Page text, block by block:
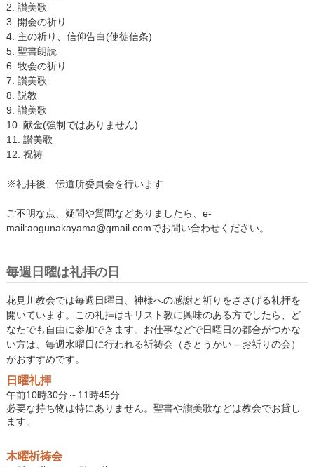
2. 讃美歌
3. 開会の祈り
4. 主の祈り、信仰告白(使徒信条)
5. 聖書朗読
6. 牧会の祈り
7. 讃美歌
8. 説教
9. 讃美歌
10. 献金(強制ではありません)
11. 讃美歌
12. 祝祷
※礼拝後、伝道所委員会を行います
ご不明な点、疑問や質問などありましたら、e-
mail:aogunakayama@gmail.comでお問い合わせください。
毎週日曜は礼拝の日
花見川教会では毎週日曜日、神様への感謝と祈りをささげる礼拝を
開いています。この礼拝はキリスト教に興味のある方でしたら、ど
なたでも自由に参加できます。お仕事などで日曜日の都合がつかな
い方は、毎週水曜日に行われる祈祷会（きとうかい＝お祈りの会）
がおすすめです。
日曜礼拝
午前10時30分～11時45分
必要な持ち物は特にありません。聖書や讃美歌などは教会でお貸し
ます。
木曜祈祷会